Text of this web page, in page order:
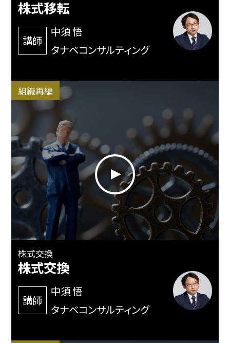
株式移転
講師
中須 悟
タナベコンサルティング
組織再編
株式交換
株式交換
講師
中須 悟
タナベコンサルティング